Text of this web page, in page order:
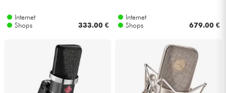
Internet
Shops
333.00 €
Internet
Shops
679.00 €